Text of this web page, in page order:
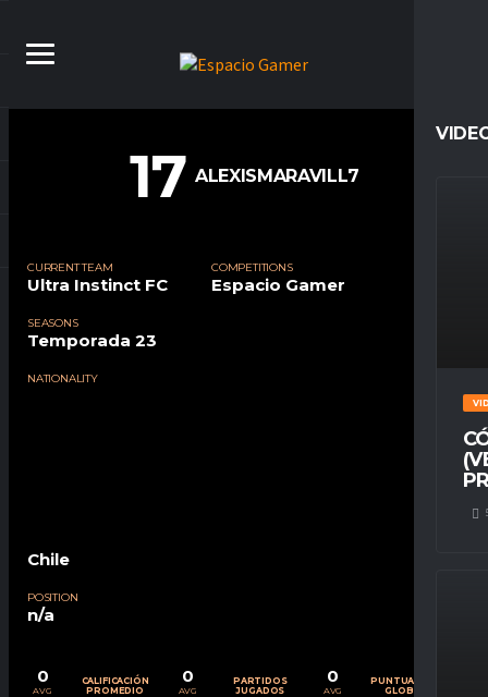
17 ALEXISMARAVILL7
CURRENT TEAM
Ultra Instinct FC
COMPETITIONS
Espacio Gamer
SEASONS
Temporada 23
NATIONALITY
Chile
POSITION
n/a
0
AVG
CALIFICACIÓN
PROMEDIO
0
AVG
PARTIDOS
JUGADOS
0
AVG
PUNTUACIÓN
GLOBAL